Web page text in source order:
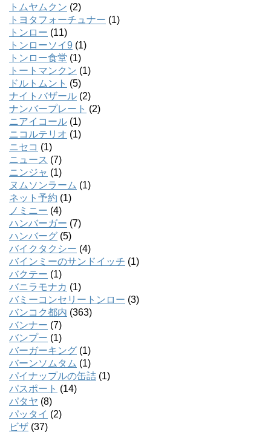
トムヤムクン (2)
トヨタフォーチュナー (1)
トンロー (11)
トンローソイ9 (1)
トンロー食堂 (1)
トートマンクン (1)
ドルトムント (5)
ナイトバザール (2)
ナンバープレート (2)
ニアイコール (1)
ニコルテリオ (1)
ニセコ (1)
ニュース (7)
ニンジャ (1)
ヌムソンラーム (1)
ネット予約 (1)
ノミニー (4)
ハンバーガー (7)
ハンバーグ (5)
バイクタクシー (4)
バインミーのサンドイッチ (1)
バクテー (1)
バニラモナカ (1)
バミーコンセリートンロー (3)
バンコク都内 (363)
バンナー (7)
バンプー (1)
バーガーキング (1)
バーンソムタム (1)
パイナップルの缶詰 (1)
パスポート (14)
パタヤ (8)
パッタイ (2)
ビザ (37)